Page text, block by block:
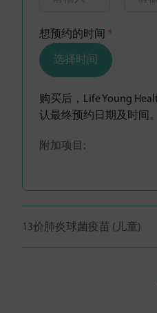
想预约的时间 *
选择时间
购买后，Life Young
认最终预约日期及时间。
附加项目:
13价肺炎球菌疫苗 (儿童)